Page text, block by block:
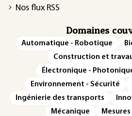
Nos flux RSS
Domaines
Automatique - Robotique
Construction et
Électronique -
Environnement - Sécurité
Ingénierie des transports
Mécanique